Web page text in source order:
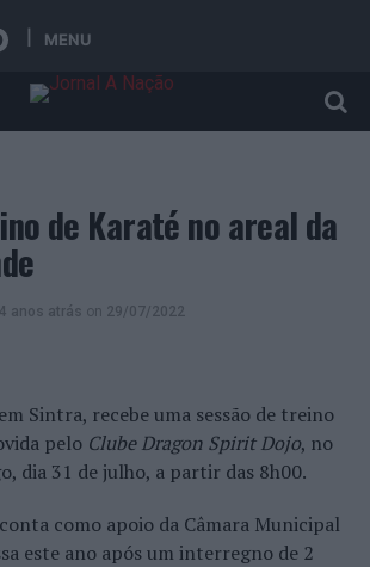
MENU
de Karaté no areal da
4 anos atrás on 29/07/2022
Sintra, recebe uma sessão de treino
pelo Clube Dragon Spirit Dojo, no
dia 31 de julho, a partir das 8h00.
como apoio da Câmara Municipal
este ano após um interregno de 2